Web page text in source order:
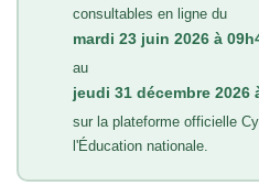
consultables en ligne du
mardi 23 juin 2026 à
au
jeudi 31 décembre 2026
sur la plateforme officielle
l'Éducation nationale.